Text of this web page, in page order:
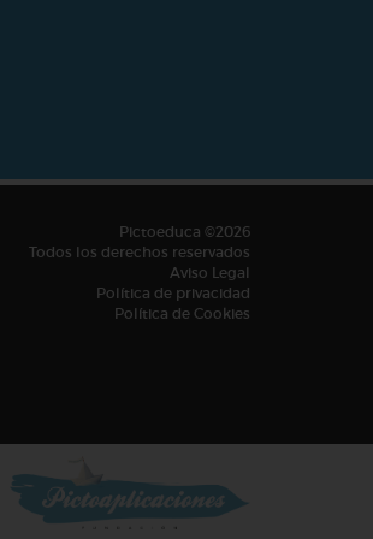
Pictoeduca ©2026
Todos los derechos reservados
Aviso Legal
Política de privacidad
Política de Cookies